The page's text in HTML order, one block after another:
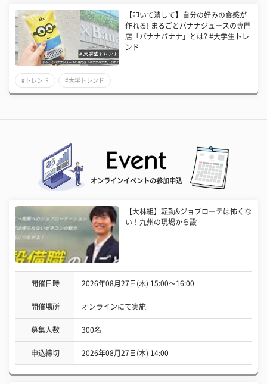
【叩いて潰して】自分の好みの食感が
作れる! まるごとバナナジュースの専門
店「バナナバナナ」とは? #大学生トレ
ンド
#トレンド #大学トレンド
オンラインイベントの参加申込
【大林組】転勤&ジョブローテは怖くな
い！九州の現場から設
開催日時 2026年08月27日(木) 15:00〜16:00
開催場所 オンラインにて実施
募集人数 300名
申込締切 2026年08月27日(木) 14:00